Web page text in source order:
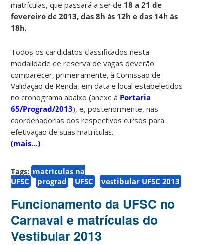
matrículas, que passará a ser de 18 a 21 de
fevereiro de 2013, das 8h às 12h e das 14h às
18h.
Todos os candidatos classificados nesta
modalidade de reserva de vagas deverão
comparecer, primeiramente, à Comissão de
Validação de Renda, em data e local estabelecidos
no cronograma abaixo (anexo à Portaria
65/Prograd/2013), e, posteriormente, nas
coordenadorias dos respectivos cursos para
efetivação de suas matrículas.
(mais…)
Tags: matrículas na
UFSC
prograd UFSC vestibular UFSC 2013
Funcionamento da UFSC no
Carnaval e matrículas do
Vestibular 2013